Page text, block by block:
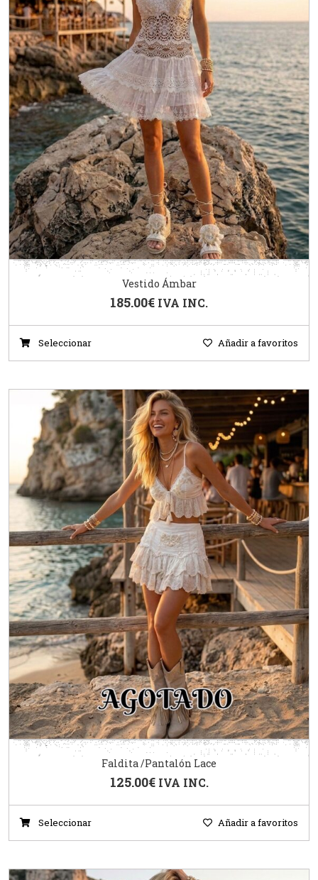
Vestido Ámbar
185.00€ IVA INC.
Seleccionar Añadir a favoritos
Faldita /Pantalón Lace
125.00€ IVA INC.
Seleccionar Añadir a favoritos